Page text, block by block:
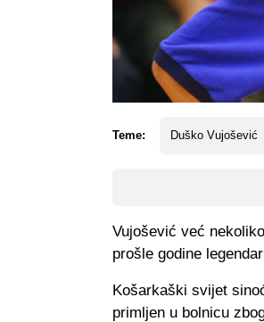
Teme: Duško Vujošević
Vujošević već
prošle godine
Košarkaški svijet
primljen u bolnicu